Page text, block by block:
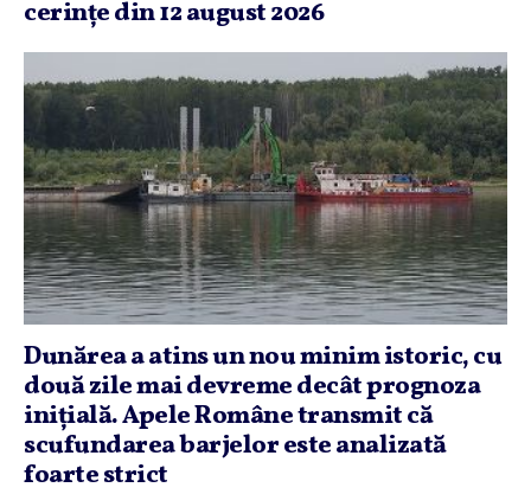
cerinţe din 12 august 2026
Dunărea a atins un nou minim istoric, cu
două zile mai devreme decât prognoza
iniţială. Apele Române transmit că
scufundarea barjelor este analizată
foarte strict